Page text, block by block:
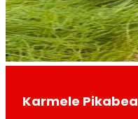
Karmele Pikabea